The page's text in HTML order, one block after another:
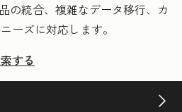
の統合、複雑なデータ移行、カ
ーズに対応します。
する